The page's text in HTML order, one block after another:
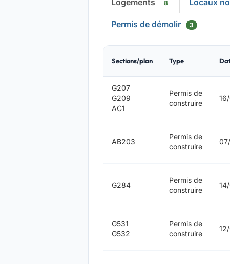
Logements 8 Locaux
Permis de démolir 3
Sections/plan Type
G207
G209
AC1
Permis de
construire
AB203
Permis de
construire
G284
Permis de
construire
G531
G532
Permis de
construire